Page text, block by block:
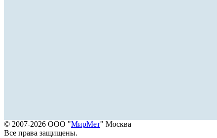
© 2007-2026 ООО "МирМет" Москва
Все права защищены.